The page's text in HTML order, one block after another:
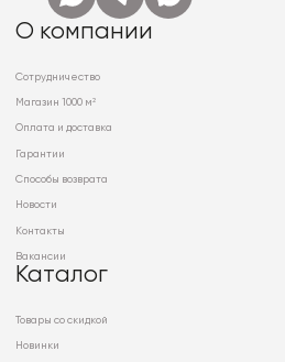
О компании
Сотрудничество
Магазин 1000 м²
Оплата и доставка
Гарантии
Способы возврата
Новости
Контакты
Вакансии
Каталог
Товары со скидкой
Новинки